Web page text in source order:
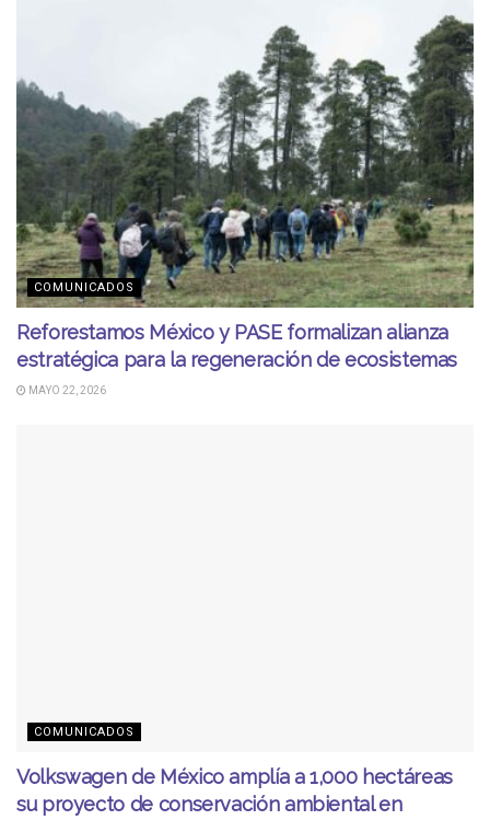
COMUNICADOS
Reforestamos México y PASE formalizan alianza
estratégica para la regeneración de ecosistemas
MAYO 22, 2026
COMUNICADOS
Volkswagen de México amplía a 1,000 hectáreas
su proyecto de conservación ambiental en